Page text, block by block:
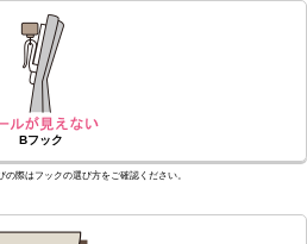
Bフック
際はフックの選び方をご確認ください。